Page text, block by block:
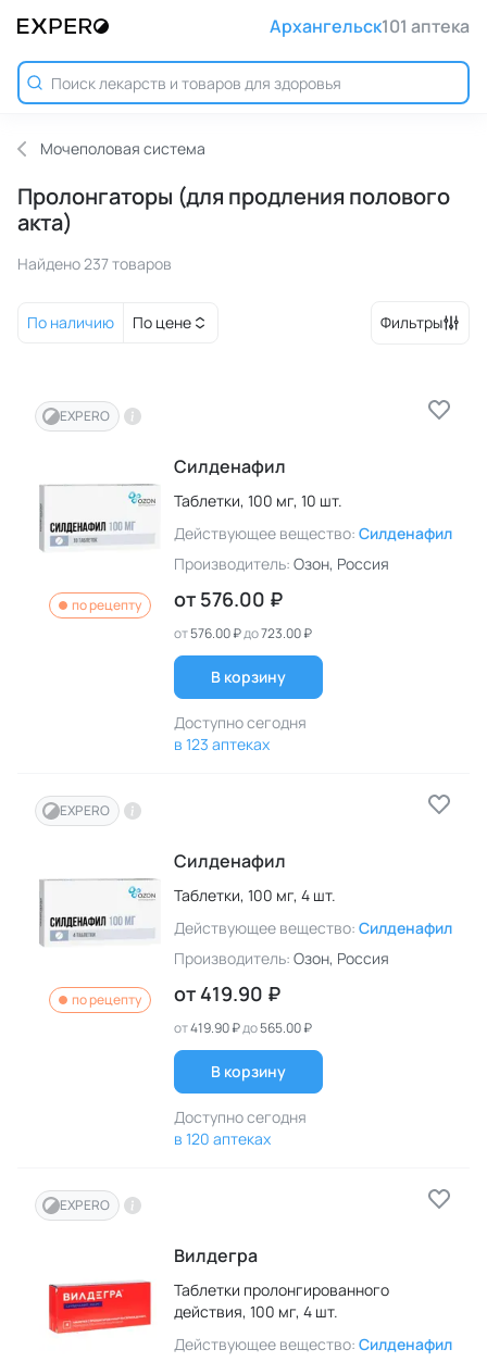
Архангельск101 аптека
Мочеполовая система
Пролонгаторы (для продления полового
акта)
Найдено 237 товаров
По наличию По цене Фильтры
EXPERO
по рецепту
Силденафил
Таблетки, 100 мг, 10 шт.
Действующее вещество: Силденафил
Производитель: Озон, Россия
от 576.00 ₽
от576.00 ₽до723.00 ₽
В корзину
Доступно сегодня
в 123 аптеках
EXPERO
по рецепту
Силденафил
Таблетки, 100 мг, 4 шт.
Действующее вещество: Силденафил
Производитель: Озон, Россия
от 419.90 ₽
от419.90 ₽до565.00 ₽
В корзину
Доступно сегодня
в 120 аптеках
EXPERO
Вилдегра
Таблетки пролонгированного
действия, 100 мг, 4 шт.
Действующее вещество: Силденафил